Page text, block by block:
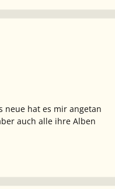
neue hat es mir angetan
auch alle ihre Alben